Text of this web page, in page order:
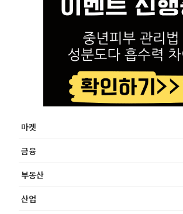
마켓
금융
부동산
산업